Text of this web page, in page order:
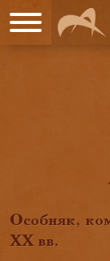
Особняк,
ХХ вв.